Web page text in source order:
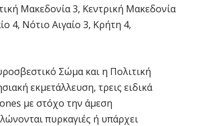
Μακεδονία 3, Κεντρική Μακεδονία
4, Νότιο Αιγαίο 3, Κρήτη 4,
Σώμα και η Πολιτική
εκμετάλλευση, τρεις ειδικά
με στόχο την άμεση
πυρκαγιές ή υπάρχει